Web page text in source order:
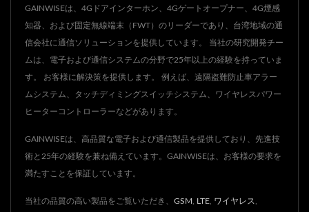
GAINWISEは、4Gドアインターホン、4Gゲートオープナー、4G煙感
知器、および固定無線端末（FWT）のリーダーであり、台湾地域の通
信会社に通信ソリューションを提供しています。 当社の研究開発チー
ムは、電子および通信システムの分野で25年以上の経験を持っていま
す。 お客様に解決策を提供します。 例えば、遠隔盗難防止車アラー
ムシステム、タッチディミングスイッチシステム、ワイヤレスパワー
ヒーターコントローラーなどがあります。
GAINWISEは、高品質な電子および通信製品を提供しており、先進技
術と25年の経験を兼ね備えています。GAINWISEは、お客様の要求を
満たすことを保証しています。
当社の品質の高い製品をご覧いただき、 GSM LTE ワイヤレス